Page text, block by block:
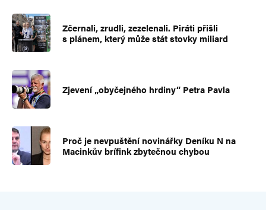
Zčernali, zrudli, zezelenali. Piráti přišli
s plánem, který může stát stovky miliard
Zjevení „obyčejného hrdiny“ Petra Pavla
Proč je nevpuštění novinářky Deníku N na
Macinkův brífink zbytečnou chybou